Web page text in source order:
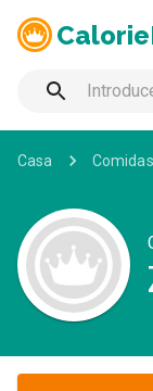
Casa Comidas